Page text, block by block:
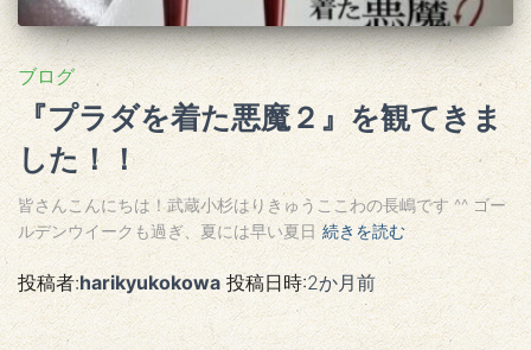
ブログ
『プラダを着た悪魔２』を観てきま
した！！
皆さんこんにちは！武蔵小杉はりきゅうここわの長嶋です ^^ ゴー
ルデンウイークも過ぎ、夏には早い夏日 続きを読む
投稿者:harikyukokowa 投稿日時:2か月前